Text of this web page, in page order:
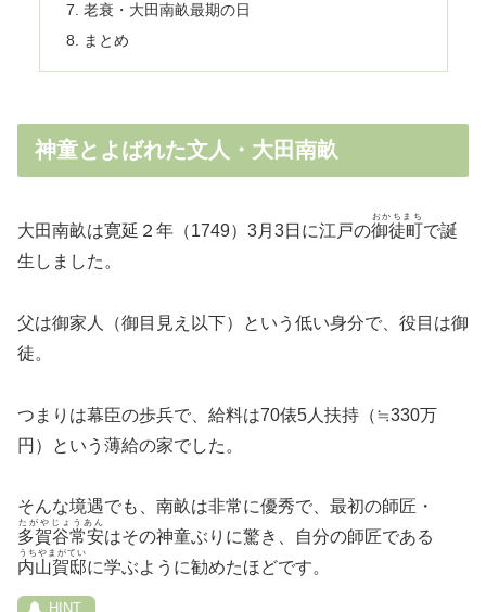
老衰・大田南畝最期の日
まとめ
神童とよばれた文人・大田南畝
大田南畝は寛延２年（1749）3月3日に江戸の御徒町
おかちまち
で誕
生しました。
父は御家人（御目見え以下）という低い身分で、役目は御
徒。
つまりは幕臣の歩兵で、給料は70俵5人扶持（≒330万
円）という薄給の家でした。
そんな境遇でも、南畝は非常に優秀で、最初の師匠・
多賀谷常安
たがやじょうあん
はその神童ぶりに驚き、自分の師匠である
内山賀邸
うちやまがてい
に学ぶように勧めたほどです。